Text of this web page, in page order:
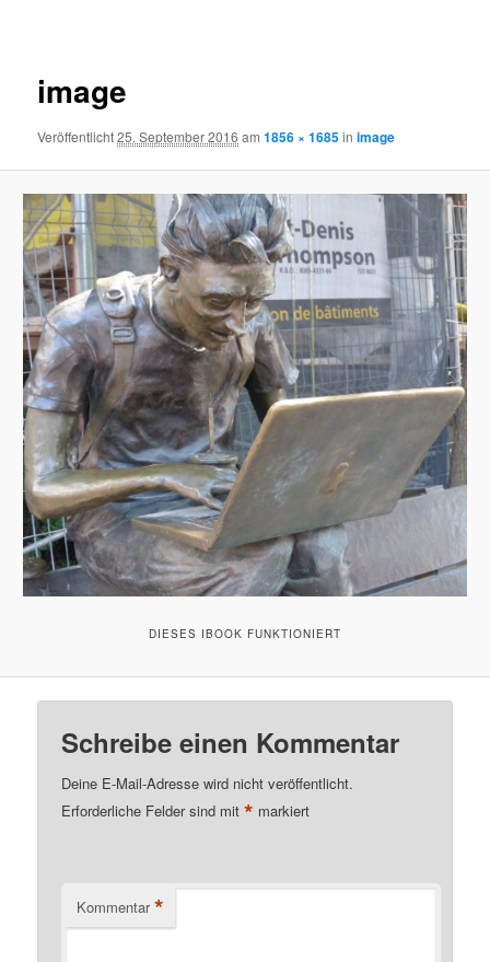
image
Veröffentlicht25. September 2016 am1856 × 1685inimage
DIESES IBOOK FUNKTIONIERT
Schreibe einen Kommentar
Deine E-Mail-Adresse wird nicht veröffentlicht.
Erforderliche Felder sind mit* markiert
Kommentar *